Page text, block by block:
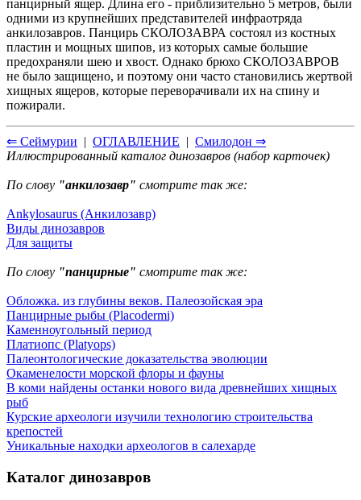
панцирный ящер. Длина его - приблизительно 5 метров, были
одними из крупнейших представителей инфраотряда
анкилозавров. Панцирь СКОЛОЗАВРА состоял из костных
пластин и мощных шипов, из которых самые большие
предохраняли шею и хвост. Однако брюхо СКОЛОЗАВРОВ
не было защищено, и поэтому они часто становились жертвой
хищных ящеров, которые переворачивали их на спину и
пожирали.
⇐ Сеймурии | ОГЛАВЛЕНИЕ | Смилодон ⇒
Иллюстрированный каталог динозавров (набор карточек)
По слову "анкилозавр" смотрите так же:
Ankylosaurus (Анкилозавр)
Виды динозавров
Для защиты
По слову "панцирные" смотрите так же:
Обложка. из глубины веков. Палеозойская эра
Панцирные рыбы (Placodermi)
Каменноугольный период
Платиопс (Platyops)
Палеонтологические доказательства эволюции
Окаменелости морской флоры и фауны
В коми найдены останки нового вида древнейших хищных
рыб
Курские археологи изучили технологию строительства
крепостей
Уникальные находки археологов в салехарде
Каталог динозавров